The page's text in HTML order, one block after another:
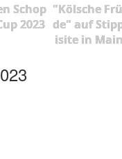
Schop
2023
"Kölsche
de" auf
isite in